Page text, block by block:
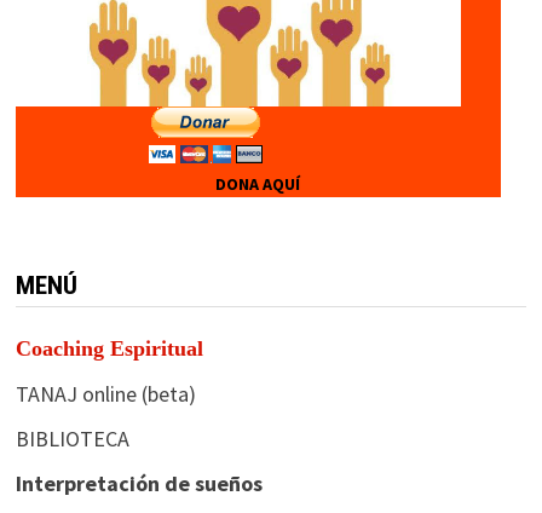
DONA AQUÍ
MENÚ
Coaching Espiritual
TANAJ online (beta)
BIBLIOTECA
Interpretación de sueños